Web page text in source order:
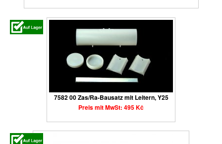
7582 00 Zas/Ra-Bausatz mit Leitern, Y25
Preis mit MwSt: 495 Kč